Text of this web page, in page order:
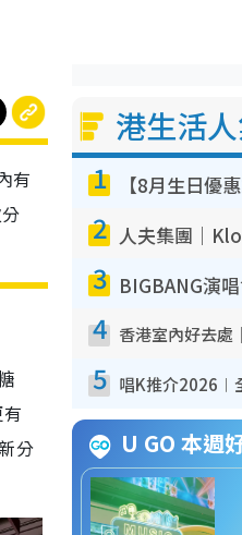
有
分
港生活
1
2
3
4
5
U GO 本週